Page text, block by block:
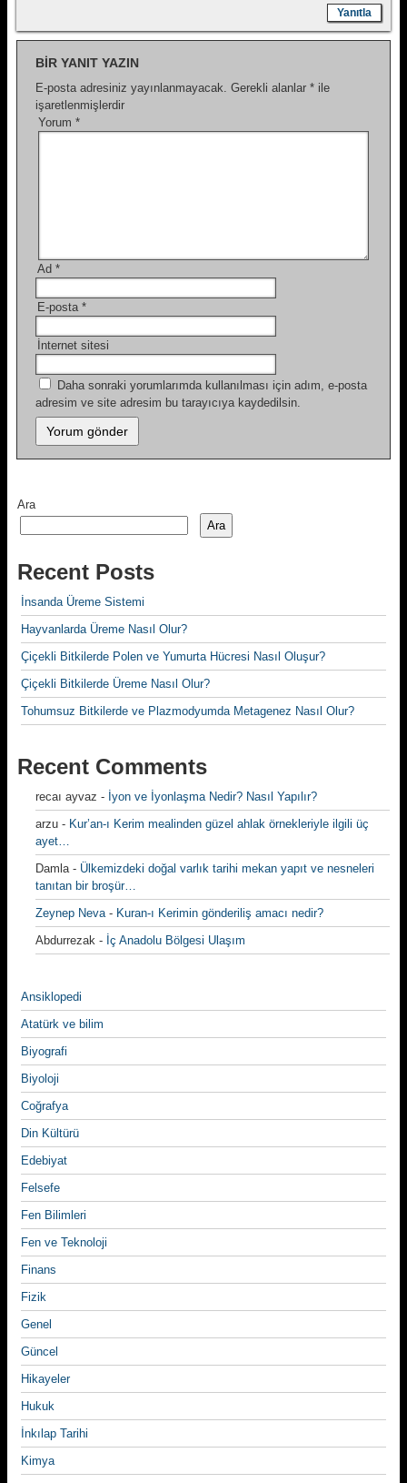
Yanıtla
BIR YANIT YAZIN
E-posta adresiniz yayınlanmayacak. Gerekli alanlar * ile
işaretlenmişlerdir
Yorum *
Ad *
E-posta *
İnternet sitesi
Daha sonraki yorumlarımda kullanılması için adım, e-posta
adresim ve site adresim bu tarayıcıya kaydedilsin.
Ara
Ara
Recent Posts
İnsanda Üreme Sistemi
Hayvanlarda Üreme Nasıl Olur?
Çiçekli Bitkilerde Polen ve Yumurta Hücresi Nasıl Oluşur?
Çiçekli Bitkilerde Üreme Nasıl Olur?
Tohumsuz Bitkilerde ve Plazmodyumda Metagenez Nasıl Olur?
Recent Comments
recaı ayvaz - İyon ve İyonlaşma Nedir? Nasıl Yapılır?
arzu - Kur’an-ı Kerim mealinden güzel ahlak örnekleriyle ilgili üç
ayet…
Damla- Ülkemizdeki doğal varlık tarihi mekan yapıt ve nesneleri
tanıtan bir broşür…
Zeynep Neva- Kuran-ı Kerimin gönderiliş amacı nedir?
Abdurrezak - İç Anadolu Bölgesi Ulaşım
Ansiklopedi
Atatürk ve bilim
Biyografi
Biyoloji
Coğrafya
Din Kültürü
Edebiyat
Felsefe
Fen Bilimleri
Fen ve Teknoloji
Finans
Fizik
Genel
Güncel
Hikayeler
Hukuk
İnkılap Tarihi
Kimya